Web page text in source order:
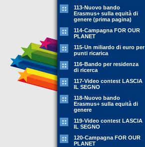
113-Nuovo bando
Erasmus+ sulla equità di
genere (prima pagina)
114-Campagna FOR OUR
PLANET
115-Un miliardo di euro per
punti ricarica
116-Bando per residenza
di ricerca
117-Video contest LASCIA
IL SEGNO
118-Nuovo bando
Erasmus+ sulla equità di
genere
119-Video contest LASCIA
IL SEGNO
120-Campagna FOR OUR
PLANET